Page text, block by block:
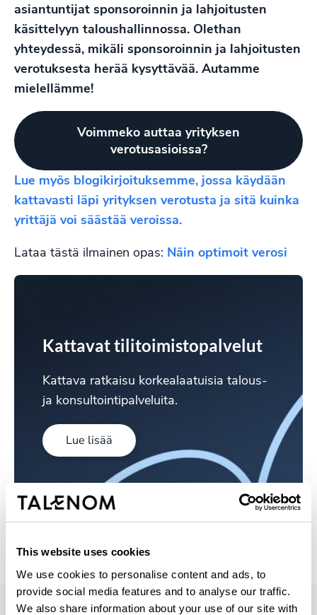
This website uses cookies
We use cookies to personalise content and ads, to
provide social media features and to analyse our traffic.
We also share information about your use of our site with
asiantuntijat sponsoroinnin ja lahjoitusten
käsittelyyn taloushallinnossa. Olethan
yhteydessä, mikäli sponsoroinnin ja lahjoitusten
verotuksesta herää kysyttävää. Autamme
mielellämme!
Voimmeko auttaa yrityksen
verotusasioissa?
Lue myös blogikirjoituksemme, jossa käydään
kattavasti läpi yrityksen verotusta ja sitä kuinka
yrittäjä voi säästää veroissa.
Lataa tästä ilmainen opas: Näin optimoit verosi
Kattavat tilitoimistopalvelut
Kattava ratkaisu korkealaatuisia talous-
ja konsultointipalveluita.
Lue lisää